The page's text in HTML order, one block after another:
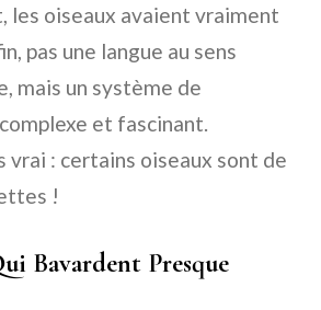
les oiseaux avaient vraiment
pas une langue au sens
mais un système de
et fascinant.
vrai : certains oiseaux sont de
!
Bavardent Presque